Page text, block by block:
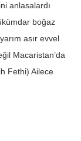
anlasalardı
boğaz
asır evvel
Macaristan’da
Fethi) Ailece